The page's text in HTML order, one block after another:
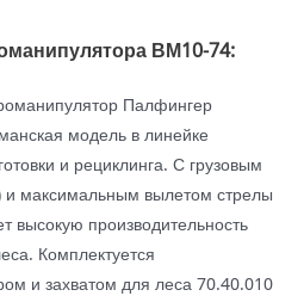
ВМ10-74:
Палфингер
модель в линейке
и рециклинга. С грузовым
максимальным вылетом стрелы
высокую производительность
Комплектуется
и захватом для леса 70.40.010